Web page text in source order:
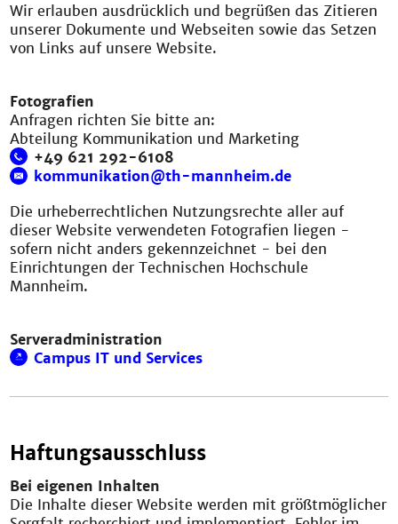
Wir erlauben ausdrücklich und begrüßen das Zitieren
unserer Dokumente und Webseiten sowie das Setzen
von Links auf unsere Website.
Fotografien
Anfragen richten Sie bitte an:
Abteilung Kommunikation und Marketing
+49 621 292-6108
kommunikation@th-mannheim.de
Die urheberrechtlichen Nutzungsrechte aller auf
dieser Website verwendeten Fotografien liegen -
sofern nicht anders gekennzeichnet - bei den
Einrichtungen der Technischen Hochschule
Mannheim.
Serveradministration
Campus IT und Services
Haftungsausschluss
Bei eigenen Inhalten
Die Inhalte dieser Website werden mit größtmöglicher